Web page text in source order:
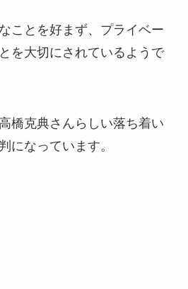
ことを好まず、プライベー
を大切にされているようで
橋克典さんらしい落ち着い
になっています。